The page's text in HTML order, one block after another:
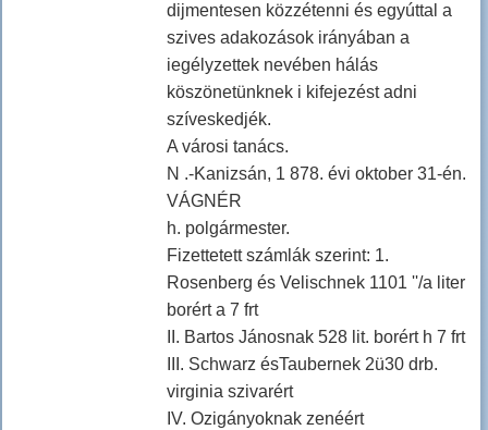
dijmentesen közzétenni és egyúttal a
szives adakozások irányában a
iegélyzettek nevében hálás
köszönetünknek i kifejezést adni
szíveskedjék.
A városi tanács.
N .-Kanizsán, 1 878. évi oktober 31-én.
VÁGNÉR
h. polgármester.
Fizettetett számlák szerint: 1.
Rosenberg és Velischnek 1101 ''/a liter
borért a 7 frt
II. Bartos Jánosnak 528 lit. borért h 7 frt
III. Schwarz ésTaubernek 2ü30 drb.
virginia szivarért
IV. Ozigányoknak zenéért